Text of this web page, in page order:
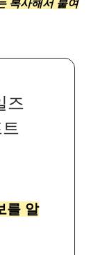
복사해서 붙여
즈
를 알